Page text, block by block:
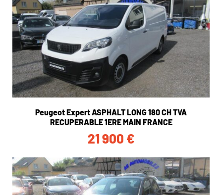
Peugeot Expert ASPHALT LONG 180 CH TVA
RECUPERABLE 1ERE MAIN FRANCE
21 900 €